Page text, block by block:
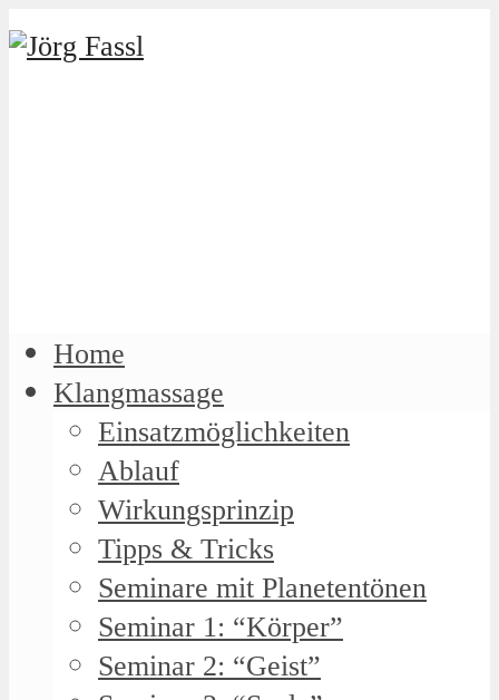
Home
Klangmassage
Einsatzmöglichkeiten
Ablauf
Wirkungsprinzip
Tipps & Tricks
Seminare mit Planetentönen
Seminar 1: “Körper”
Seminar 2: “Geist”